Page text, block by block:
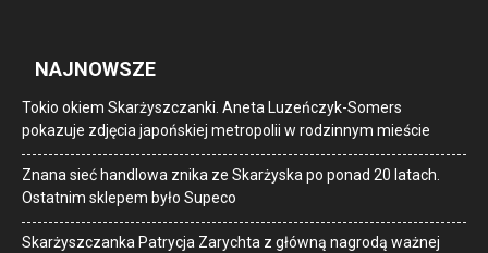
NAJNOWSZE
Tokio okiem Skarżyszczanki. Aneta Luzeńczyk-Somers
pokazuje zdjęcia japońskiej metropolii w rodzinnym mieście
Znana sieć handlowa znika ze Skarżyska po ponad 20 latach.
Ostatnim sklepem było Supeco
Skarżyszczanka Patrycja Zarychta z główną nagrodą ważnej